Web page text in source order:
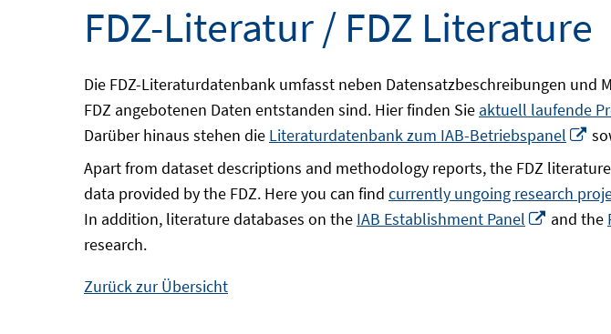
FDZ-Literatur / FDZ Literature
Die FDZ-Literaturdatenbank umfasst neben Datensatzbeschreibungen
FDZ angebotenen Daten entstanden sind. Hier finden Sie aktuell laufende
Darüber hinaus stehen die Literaturdatenbank zum IAB-Betriebspanel
In
Apart from dataset descriptions and methodology reports, the FDZ
data provided by the FDZ. Here you can find currently ungoing research
In addition, literature databases on the IAB Establishment Panel
In
and the
research.
Zurück zur Übersicht